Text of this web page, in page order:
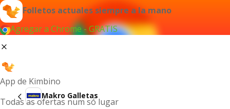
Folletos actuales siempre a la mano
Agregar a Chrome - GRATIS
App de Kimbino
Todas as ofertas num só lugar
Makro Galletas